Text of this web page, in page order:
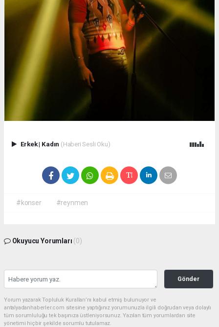
Erkek| Kadın (Haberi Sesli Oku)
#konser #reynmen
Okuyucu Yorumları (0)
Gönder
Yorum yazarak Topluluk Kuralları’nı kabul etmiş bulunuyor ve
antalyadanhaberler.com sitesine yaptığınız yorumunuzla ilgili doğrudan veya dolaylı
tüm sorumluluğu tek başınıza üstleniyorsunuz. Yazılan tüm yorumlardan site
yönetimi hiçbir şekilde sorumlu tutulamaz.